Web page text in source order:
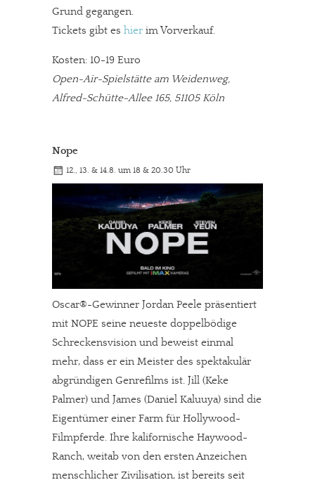
Grund gegangen.
Tickets gibt es hier im Vorverkauf.
Kosten: 10-19 Euro
Open-Air-Spielstätte am Weidenweg,
Alfred-Schütte-Allee 165, 51105 Köln
Nope
12., 13. & 14.8. um 18 & 20.30 Uhr
Oscar®-Gewinner Jordan Peele präsentiert
mit NOPE seine neueste doppelbödige
Schreckensvision und beweist einmal
mehr, dass er ein Meister des spektakulär
abgründigen Genrefilms ist. Jill (Keke
Palmer) und James (Daniel Kaluuya) sind die
Eigentümer einer Farm für Hollywood-
Filmpferde. Ihre kalifornische Haywood-
Ranch, weitab von den ersten Anzeichen
menschlicher Zivilisation, ist bereits seit